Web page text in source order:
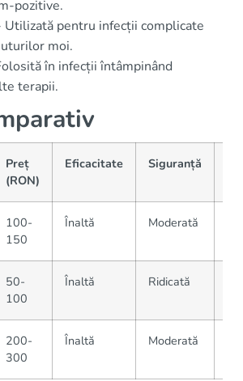
pozitive.
Utilizată pentru infecții complicate
moi.
în infecții întâmpinând
terapii.
Preț
(RON)
Eficacitate Siguranță
100-
150
Înaltă Moderată
50-
100
Înaltă Ridicată
200-
300
Înaltă Moderată